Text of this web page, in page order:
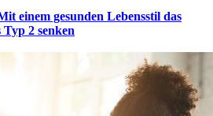
einem gesunden Lebensstil das
2 senken